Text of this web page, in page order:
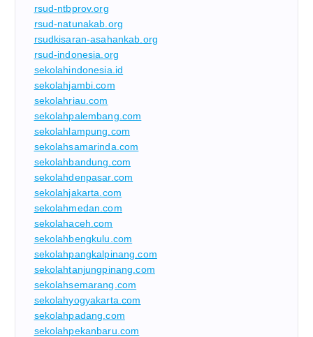
rsud-ntbprov.org
rsud-natunakab.org
rsudkisaran-asahankab.org
rsud-indonesia.org
sekolahindonesia.id
sekolahjambi.com
sekolahriau.com
sekolahpalembang.com
sekolahlampung.com
sekolahsamarinda.com
sekolahbandung.com
sekolahdenpasar.com
sekolahjakarta.com
sekolahmedan.com
sekolahaceh.com
sekolahbengkulu.com
sekolahpangkalpinang.com
sekolahtanjungpinang.com
sekolahsemarang.com
sekolahyogyakarta.com
sekolahpadang.com
sekolahpekanbaru.com